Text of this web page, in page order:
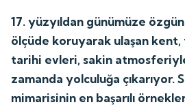
17. yüzyıldan günümüze özgün
ölçüde koruyarak ulaşan kent,
tarihi evleri, sakin
zamanda yolculuğa çıkarıyor.
mimarisinin en başarılı